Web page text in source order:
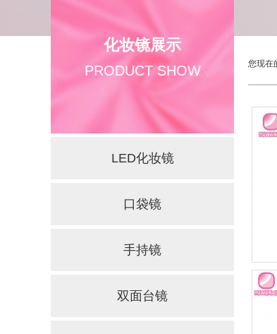
化妆镜展示
PRODUCT SHOW
LED化妆镜
口袋镜
手持镜
双面台镜
您现在